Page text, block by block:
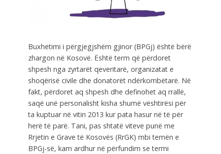
Buxhetimi i përgjegjshëm gjinor (BPGj) është bërë
zhargon në Kosovë. Është term që përdoret
shpesh nga zyrtarët qeveritarë, organizatat e
shoqërisë civile dhe donatorët ndërkombëtarë. Në
fakt, përdoret aq shpesh dhe definohet aq rrallë,
saqë unë personalisht kisha shumë vështirësi për
ta kuptuar në vitin 2013 kur pata hasur në të për
herë të parë. Tani, pas shtatë viteve punë me
Rrjetin e Grave të Kosovës (RrGK) mbi temën e
BPGj-së, kam ardhur në përfundim se termi